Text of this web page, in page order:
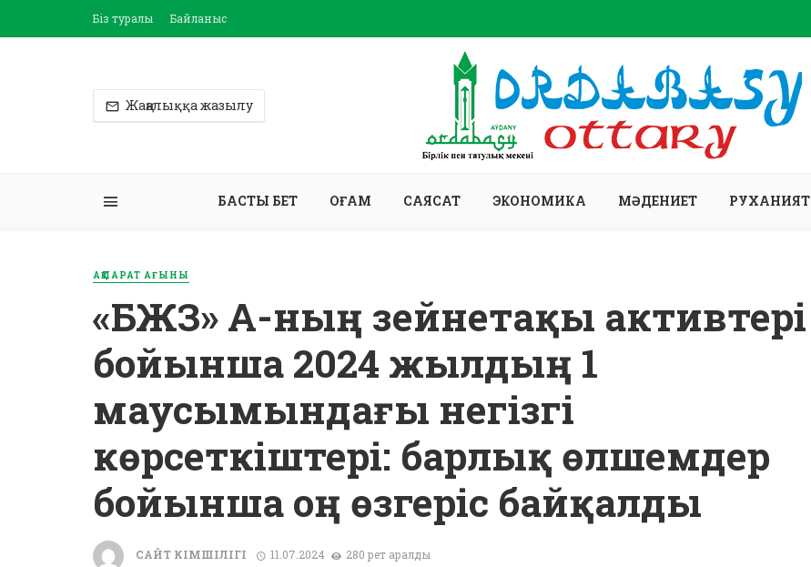
Біз туралы Байланыс
Жаңалыққа жазылу
БАСТЫ БЕТ ҚОҒАМ САЯСАТ ЭКОНОМИКА МӘДЕНИЕТ РУХАНИЯТ
АҚПАРАТ АҒЫНЫ
«БЖЗҚ» АҚ-ның зейнетақы активтері
бойынша 2024 жылдың 1
маусымындағы негізгі
көрсеткіштері: барлық өлшемдер
бойынша оң өзгеріс байқалды
САЙТ ӘКІМШІЛІГІ 11.07.2024 280 рет қаралды